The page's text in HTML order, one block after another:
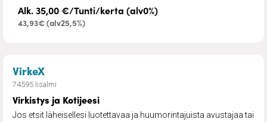
Alk. 35,00 €/Tunti/kerta (alv0%)
43,93€ (alv25,5%)
VirkeX– Virkistys ja Kotijeesi
74595 Iisalmi
Virkistys ja Kotijeesi
Jos etsit läheisellesi luotettavaa ja huumorintajuista avustajaa tai